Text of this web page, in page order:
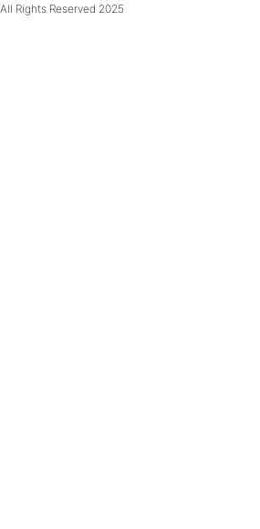
Rights Reserved 2025